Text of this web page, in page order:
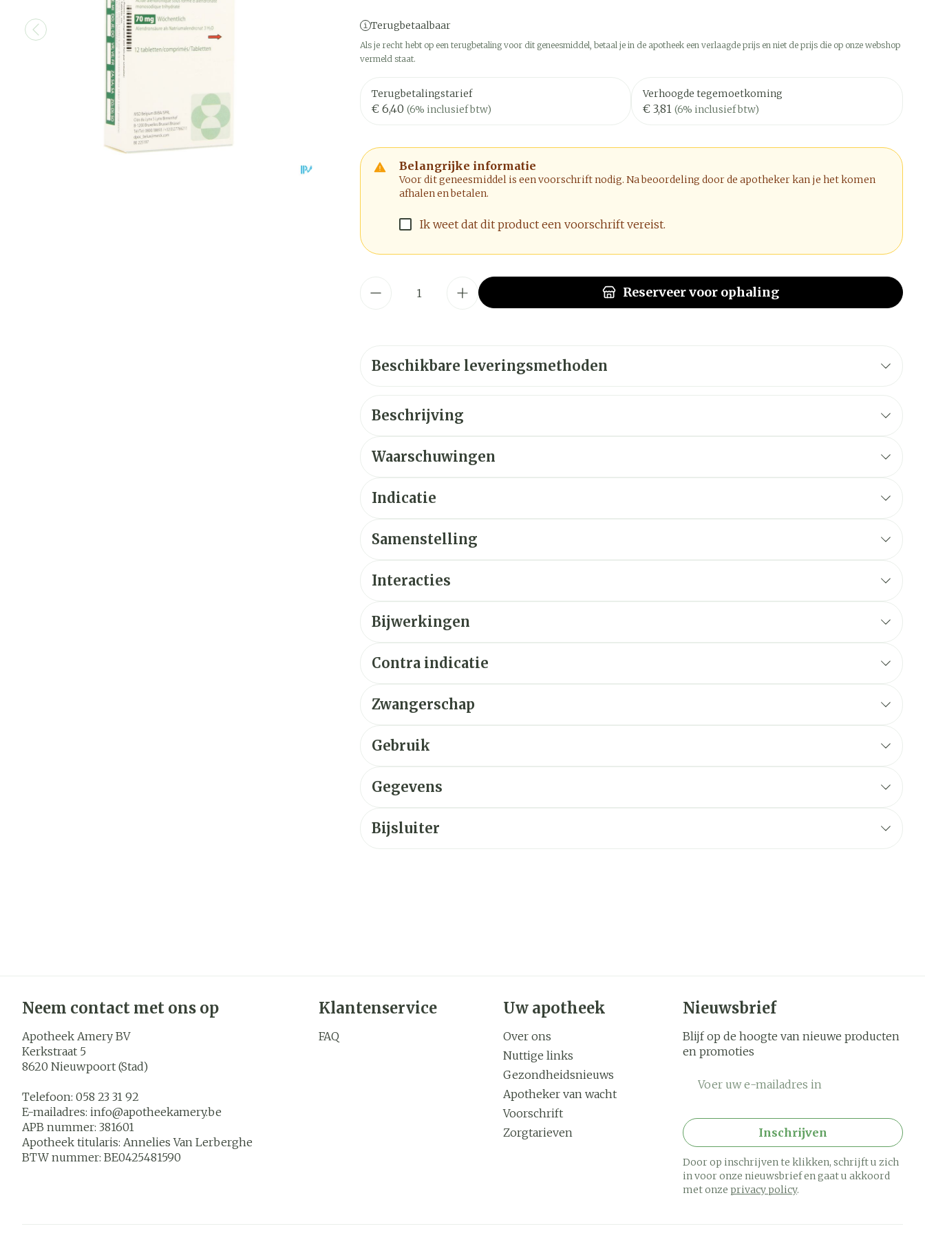
Terugbetaalbaar
Als je recht hebt op een terugbetaling voor dit geneesmiddel, betaal je in de apotheek een verlaagde prijs en niet de prijs die op onze webshop
vermeld staat.
Terugbetalingstarief
€ 6,40 (6% inclusief btw)
Verhoogde tegemoetkoming
€ 3,81 (6% inclusief btw)
Belangrijke informatie
Voor dit geneesmiddel is een voorschrift nodig. Na beoordeling door de apotheker kan je het komen
afhalen en betalen.
Ik weet dat dit product een voorschrift vereist.
Reserveervoor ophaling
Beschikbare leveringsmethoden
Beschrijving
Waarschuwingen
Indicatie
Samenstelling
Interacties
Bijwerkingen
Contra indicatie
Zwangerschap
Gebruik
Gegevens
Bijsluiter
Neem contact met ons op
Apotheek Amery BV
Kerkstraat 5
8620 Nieuwpoort (Stad)
Telefoon: 058 23 31 92
E-mailadres: info@apotheekamery.be
APB nummer: 381601
Apotheek titularis: Annelies Van Lerberghe
BTW nummer: BE0425481590
Klantenservice
FAQ
Uw apotheek
Over ons
Nuttige links
Gezondheidsnieuws
Apotheker van wacht
Voorschrift
Zorgtarieven
Nieuwsbrief
Blijf op de hoogte van nieuwe producten
en promoties
Inschrijven
Door op inschrijven te klikken, schrijft u zich
in voor onze nieuwsbrief en gaat u akkoord
met onze privacy policy.